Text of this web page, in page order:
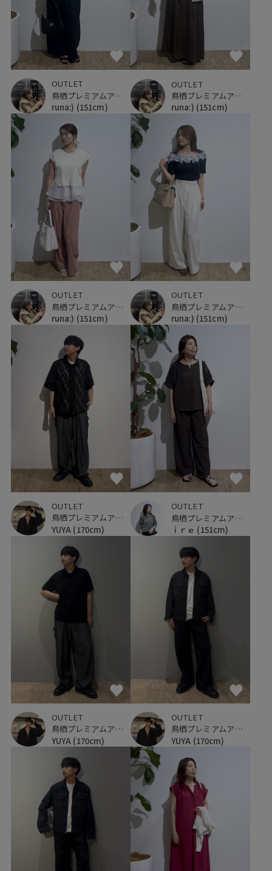
OUTLET
鳥栖プレミアムアウトレット
runa:) (151cm)
OUTLET
鳥栖プレミアムアウトレット
runa:) (151cm)
OUTLET
鳥栖プレミアムアウトレット
runa:) (151cm)
OUTLET
鳥栖プレミアムアウトレット
runa:) (151cm)
OUTLET
鳥栖プレミアムアウトレット
YUYA (170cm)
OUTLET
鳥栖プレミアムアウトレット
ｉｒｅ (151cm)
OUTLET
鳥栖プレミアムアウトレット
YUYA (170cm)
OUTLET
鳥栖プレミアムアウトレット
YUYA (170cm)